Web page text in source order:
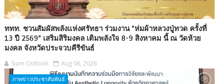
ททท. ชวนสัมผัสพลังแห่งศรัทธา ร่วมงาน "ห่มผ้าหลวงปู่ทวด ครั้งที่
13 ปี 2569" เสริมสิริมงคล เติมพลังใจ 8-9 สิงหาคม นี้ ณ วัดห้วย
มงคล จังหวัดประจวบคีรีขันธ์
Siam Outlook Aug 06, 2026
ภาพข่าวประชาสัมพันธ์